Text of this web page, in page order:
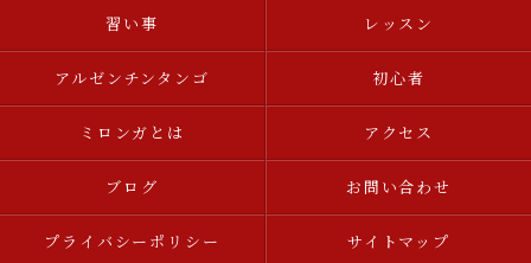
習い事 レッスン
アルゼンチンタンゴ 初心者
ミロンガとは アクセス
ブログ お問い合わせ
プライバシーポリシー サイトマップ